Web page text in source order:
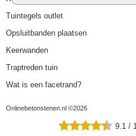
Tuintegels outlet
Opsluitbanden plaatsen
Keerwanden
Traptreden tuin
Wat is een facetrand?
Onlinebetonstenen.nl ©2026
9.1 /